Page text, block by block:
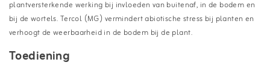
plantversterkende werking bij invloeden van buitenaf, in de bodem en
bij de wortels. Tercol (MG) vermindert abiotische stress bij planten en
verhoogt de weerbaarheid in de bodem bij de plant.
Toediening